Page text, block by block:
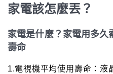
家電該怎麼丟？
家電是什麼？家電用多久
壽命
1.電視機平均使用壽命：液